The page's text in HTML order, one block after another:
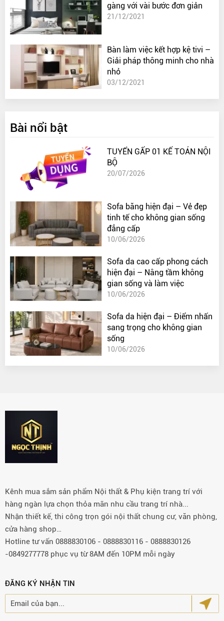
gàng với vài bước đơn giản
21/12/2021
Bàn làm việc kết hợp kệ tivi –
Giải pháp thông minh cho nhà
nhỏ
03/12/2021
Bài nổi bật
TUYỂN GẤP 01 KẾ TOÁN NỘI
BỘ
20/07/2026
Sofa băng hiện đại – Vẻ đẹp
tinh tế cho không gian sống
đẳng cấp
10/06/2026
Sofa da cao cấp phong cách
hiện đại – Nâng tầm không
gian sống và làm việc
10/06/2026
Sofa da hiện đại – Điểm nhấn
sang trọng cho không gian
sống
10/06/2026
Kênh mua sắm sản phẩm Nội thất & Phụ kiện trang trí với
hàng ngàn lựa chọn thỏa mãn nhu cầu trang trí nhà...
Nhận thiết kế, thi công trọn gói nội thất chung cư, văn phòng,
cửa hàng shop…
Hotline tư vấn 0888830106 - 0888830116 - 0888830126
-0849277778 phục vụ từ 8AM đến 10PM mỗi ngày
ĐĂNG KÝ NHẬN TIN